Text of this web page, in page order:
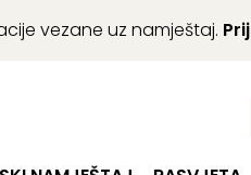
vezane uz namještaj.